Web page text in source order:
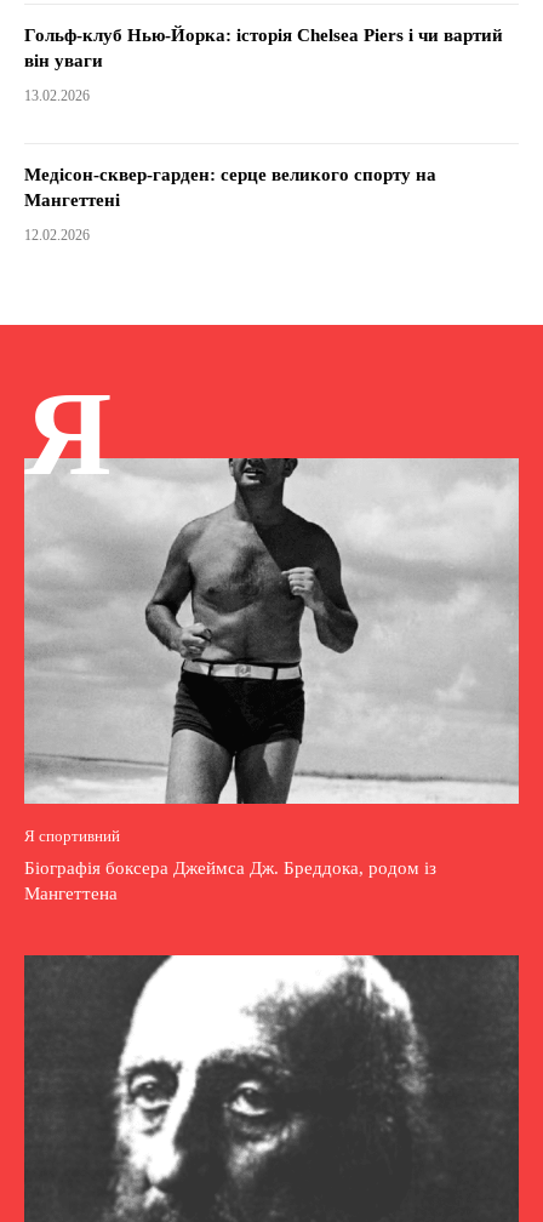
Гольф-клуб Нью-Йорка: історія Chelsea Piers і чи вартий
він уваги
13.02.2026
Медісон-сквер-гарден: серце великого спорту на
Мангеттені
12.02.2026
Я
Я спортивний
Біографія боксера Джеймса Дж. Бреддока, родом із
Мангеттена